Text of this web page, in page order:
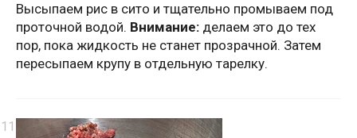
Высыпаем рис в сито и тщательно промываем под
проточной водой. Внимание: делаем это до тех
пор, пока жидкость не станет прозрачной. Затем
пересыпаем крупу в отдельную тарелку.